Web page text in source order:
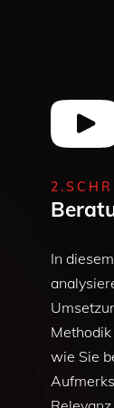
In
wie Sie